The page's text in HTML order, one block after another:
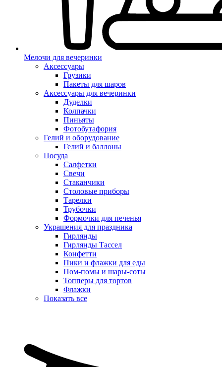
Мелочи для вечеринки
Аксессуары
Грузики
Пакеты для шаров
Аксессуары для вечеринки
Дуделки
Колпачки
Пиньяты
Фотобутафория
Гелий и оборудование
Гелий и баллоны
Посуда
Салфетки
Свечи
Стаканчики
Столовые приборы
Тарелки
Трубочки
Формочки для печенья
Украшения для праздника
Гирлянды
Гирлянды Тассел
Конфетти
Пики и флажки для еды
Пом-помы и шары-соты
Топперы для тортов
Флажки
Показать все